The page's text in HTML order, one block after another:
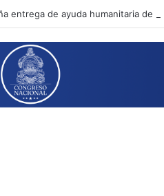
entrega de ayuda humanitaria de